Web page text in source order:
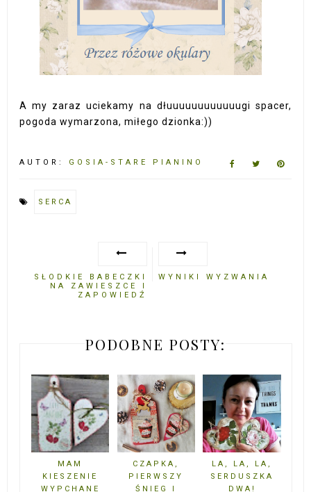
A my zaraz uciekamy na dłuuuuuuuuuuuugi spacer,
pogoda wymarzona, miłego dzionka:))
AUTOR: GOSIA-STARE PIANINO
SERCA
SŁODKIE BABECZKI
NA ZAWIESZCE I
ZAPOWIEDŹ
WYNIKI WYZWANIA
PODOBNE POSTY:
MAM
KIESZENIE
WYPCHANE
CZAPKA,
PIERWSZY
ŚNIEG I
LA, LA, LA,
SERDUSZKA
DWA!